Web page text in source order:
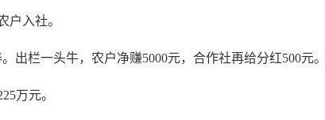
入社。
栏一头牛，农户净赚5000元，合作社再给分红500元。
万元。